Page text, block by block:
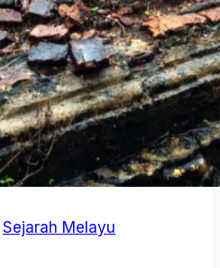
Sejarah Melayu